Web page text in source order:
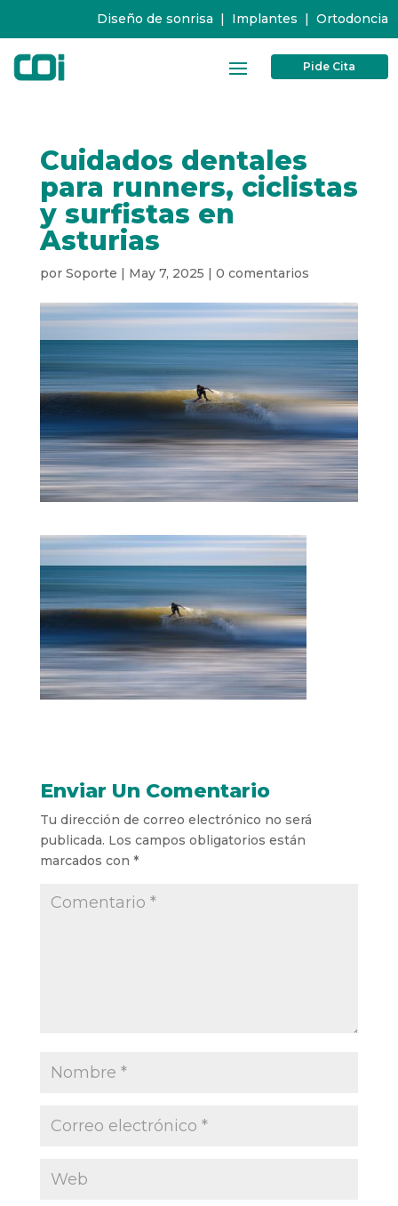
Diseño de sonrisa | Implantes | Ortodoncia
Pide Cita
Cuidados dentales
para runners, ciclistas
y surfistas en
Asturias
por Soporte | May 7, 2025 | 0 comentarios
Enviar Un Comentario
Tu dirección de correo electrónico no será
publicada. Los campos obligatorios están
marcados con *